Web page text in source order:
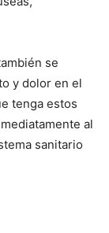
se
y dolor en el
tenga estos
al
sanitario